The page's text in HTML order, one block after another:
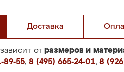
Доставка
от размеров и
89-55, 8 (495) 665-24-01, 8